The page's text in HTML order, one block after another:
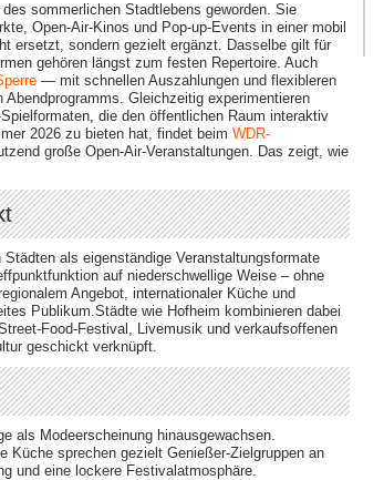
sommerlichen Stadtlebens geworden. Sie
Open-Air-Kinos und Pop-up-Events in einer mobil
ersetzt, sondern gezielt ergänzt. Dasselbe gilt für
gehören längst zum festen Repertoire. Auch
— mit schnellen Auszahlungen und flexibleren
Gleichzeitig experimentieren
die den öffentlichen Raum interaktiv
2026 zu bieten hat, findet beim WDR-
große Open-Air-Veranstaltungen. Das zeigt, wie
als eigenständige Veranstaltungsformate
auf niederschwellige Weise – ohne
Angebot, internationaler Küche und
Publikum.Städte wie Hofheim kombinieren dabei
Food-Festival, Livemusik und verkaufsoffenen
geschickt verknüpft.
als Modeerscheinung hinausgewachsen.
Küche sprechen gezielt Genießer-Zielgruppen an
und eine lockere Festivalatmosphäre.